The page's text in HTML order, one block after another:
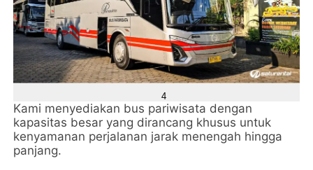
4
Kami menyediakan bus pariwisata dengan
kapasitas besar yang dirancang khusus untuk
kenyamanan perjalanan jarak menengah hingga
panjang.